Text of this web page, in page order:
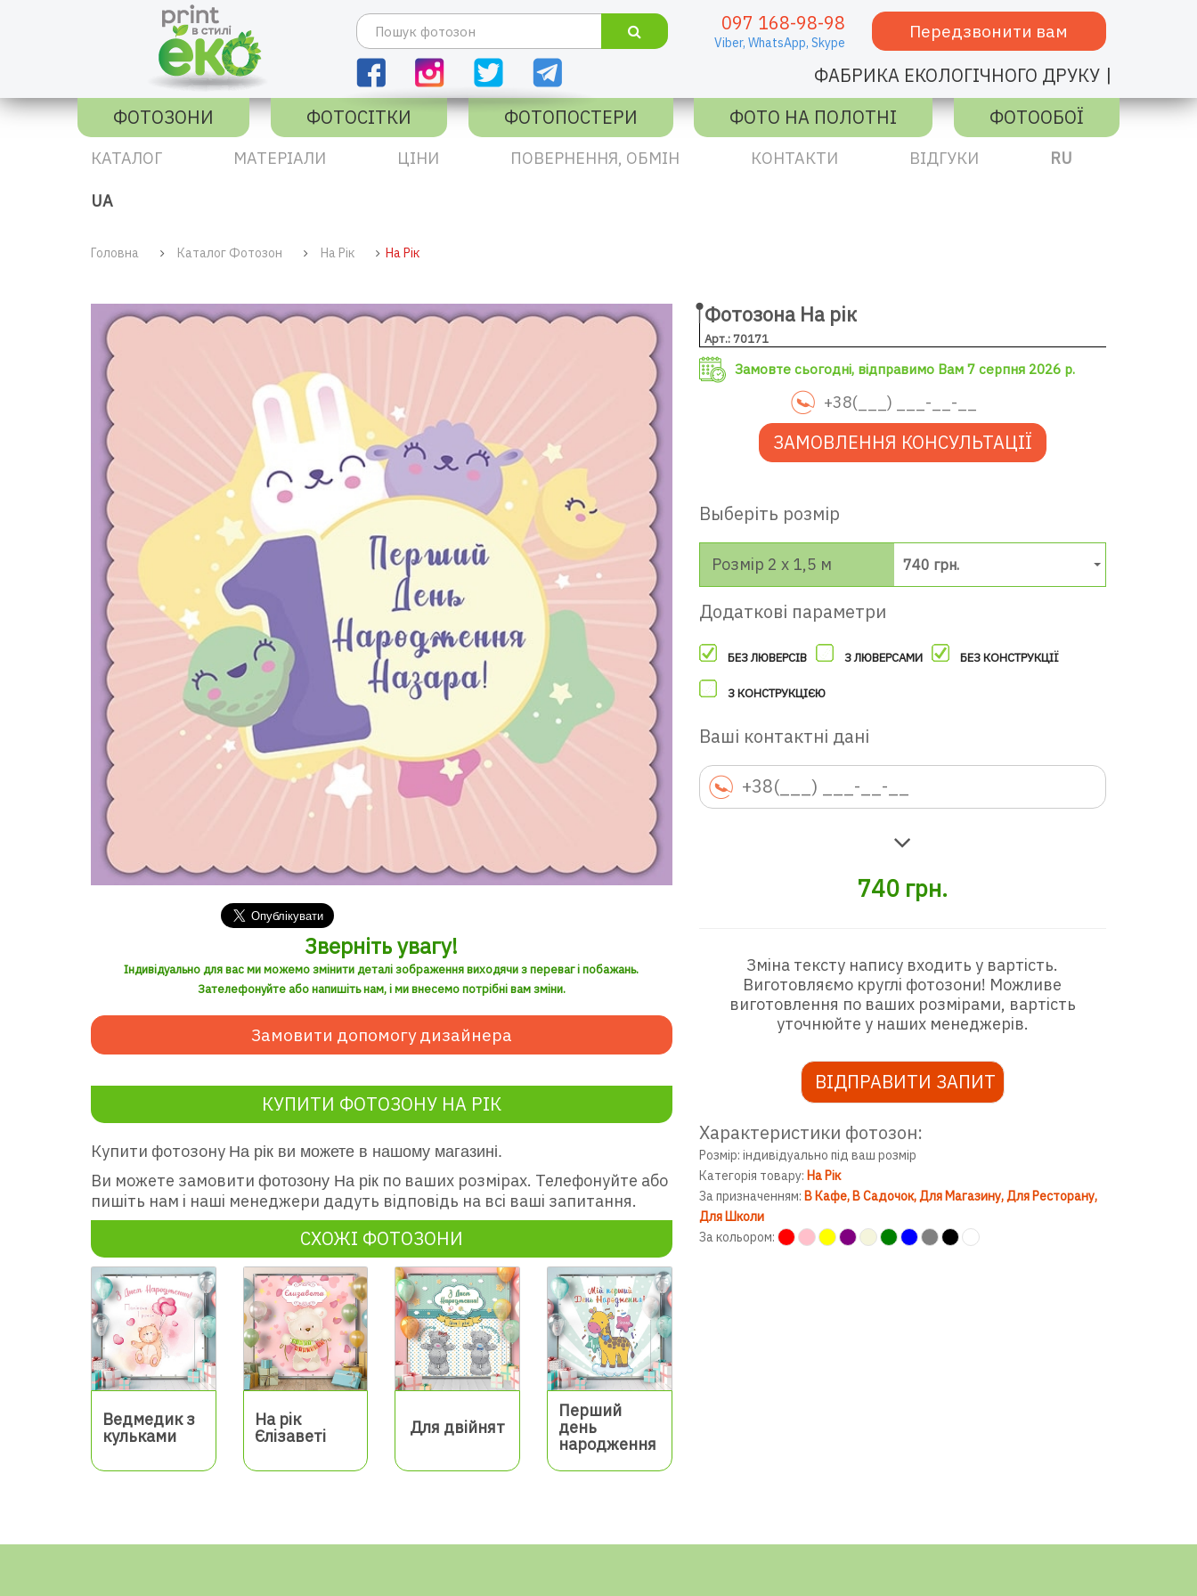
097 168-98-98
Viber, WhatsApp, Skype
Передзвонити вам
ФАБРИКА ЕКОЛОГІЧНОГО ДРУКУ |
ФОТОЗОНИ
ФОТОСІТКИ ФОТОПОСТЕРИ ФОТО НА ПОЛОТНІ ФОТООБОЇ
КАТАЛОГ МАТЕРІАЛИ ЦІНИ ПОВЕРНЕННЯ, ОБМІН КОНТАКТИ ВІДГУКИ RU
UA
Головна Каталог Фотозон На Рік На Рік
Зверніть увагу!
Індивідуально для вас ми можемо змінити деталі зображення виходячи з переваг і побажань.
Зателефонуйте або напишіть нам, і ми внесемо потрібні вам зміни.
Замовити допомогу дизайнера
КУПИТИ ФОТОЗОНУ НА РІК
Купити фотозону На рік ви можете в нашому магазині.
Ви можете замовити фотозону На рік по ваших розмірах. Телефонуйте або
пишіть нам і наші менеджери дадуть відповідь на всі ваші запитання.
СХОЖІ ФОТОЗОНИ
Ведмедик з
кульками
На рік
Єлізаветі
Для двійнят
Перший
день
народження
Фотозона На рік
Арт.: 70171
Замовте сьогодні, відправимо Вам 7 серпня 2026 р.
ЗАМОВЛЕННЯ КОНСУЛЬТАЦІЇ
Выберіть розмір
Розмір 2 х 1,5 м 740 грн.
Додаткові параметри
БЕЗ ЛЮВЕРСІВ З ЛЮВЕРСАМИ БЕЗ КОНСТРУКЦІЇ
З КОНСТРУКЦІЄЮ
Ваші контактні дані
740 грн.
Зміна тексту напису входить у вартість.
Виготовляємо круглі фотозони! Можливе
виготовлення по ваших розмірами, вартість
уточнюйте у наших менеджерів.
ВІДПРАВИТИ ЗАПИТ
Характеристики фотозон:
Розмір: індивідуально під ваш розмір
Категорія товару: На Рік
За призначенням: В Кафе В Садочок Для Магазину Для Ресторану
Для Школи
За кольором: